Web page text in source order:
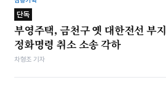
단독
부영주택, 금천구 옛 대한전선 부지
정화명령 취소 소송 각하
차형조 기자